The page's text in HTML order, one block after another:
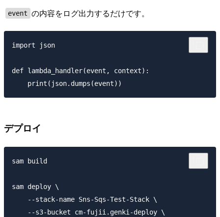
event の内容をログ出力するだけです。
import json
def lambda_handler(event, context):
デプロイ
sam build
sam deploy \
    --stack-name Sns-Sqs-Test-Stack \
    --s3-bucket cm-fujii.genki-deploy \